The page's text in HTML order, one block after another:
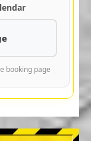
booking page